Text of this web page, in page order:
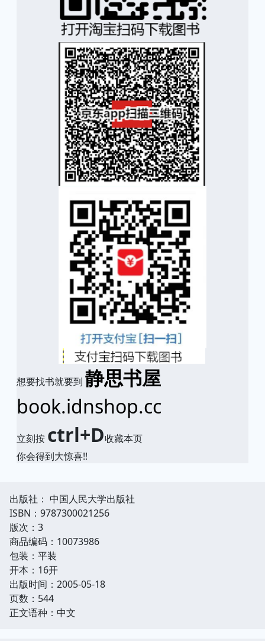
想要找书就要到 静思书屋
book.idnshop.cc
立刻按 ctrl+D收藏本页
你会得到大惊喜!!
出版社： 中国人民大学出版社
ISBN：9787300021256
版次：3
商品编码：10073986
包装：平装
开本：16开
出版时间：2005-05-18
页数：544
正文语种：中文